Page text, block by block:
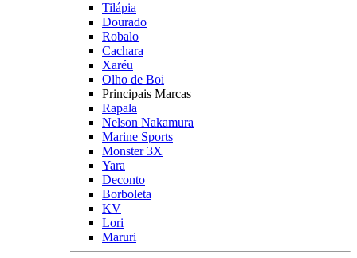
Tilápia
Dourado
Robalo
Cachara
Xaréu
Olho de Boi
Principais Marcas
Rapala
Nelson Nakamura
Marine Sports
Monster 3X
Yara
Deconto
Borboleta
KV
Lori
Maruri